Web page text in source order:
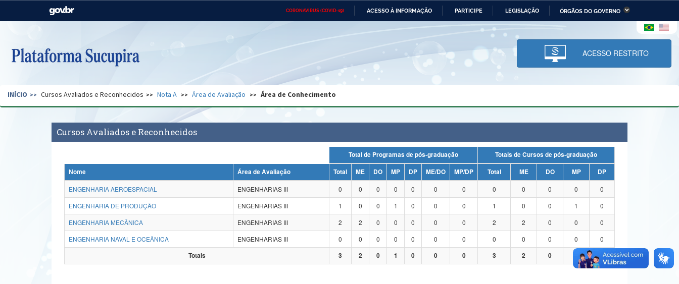
CORONAVÍRUS (COVID-19) ACESSO À INFORMAÇÃO PARTICIPE LEGISLAÇÃO ÓRGÃOS DO GOVERNO
Casa Civil Ministério das Relações Ministério da Economia Ministério da Infraestrutura
Pecuária e Abastecimento
Ministério da Ciência,
Tecnologia, Inovações e
Comunicações
Ministério do Desenvolvimento
Regional e dos Direitos Humanos
Secretaria de Governo Gabinete de Segurança Advocacia-Geral da União Banco Central do Brasil Planalto
ACESSO RESTRITO
INÍCIO Cursos Avaliados e Reconhecidos Nota A Área de Avaliação Área de Conhecimento
Cursos Avaliados e Reconhecidos
Total de Programas de pós-graduação
Totais de Cursos de pós-graduação
Nome
Área de Avaliação Total ME DO MP DP ME/DO MP/DP Total ME DO MP
DP
ENGENHARIA AEROESPACIAL
ENGENHARIAS III 0 0 0 0 0 0 0 0 0 0 0
0
ENGENHARIA DE PRODUÇÃO
ENGENHARIAS III 1 0 0 1 0 0 0 1 0 0 1
0
ENGENHARIA MECÂNICA
ENGENHARIAS III 2 2 0 0 0 0 0 2 2 0 0
0
ENGENHARIA NAVAL E OCEÂNICA
ENGENHARIAS III 0 0 0 0 0 0 0 0 0 0 0
0
Totais
3 2 0 1 0 0 0 3 2 0 0